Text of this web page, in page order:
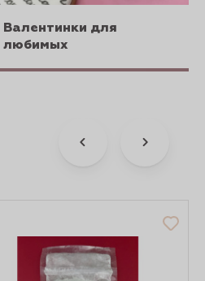
Валентинки для
любимых